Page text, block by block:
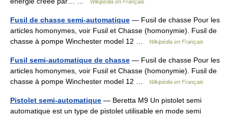
Wikipédia en Français
Fusil de chasse semi-automatique — Fusil de chasse Pour les
articles homonymes, voir Fusil et Chasse (homonymie). Fusil de
chasse à pompe Winchester model 12 …
Wikipédia en Français
Fusil semi-automatique de chasse — Fusil de chasse Pour les
articles homonymes, voir Fusil et Chasse (homonymie). Fusil de
chasse à pompe Winchester model 12 …
Wikipédia en Français
Pistolet semi-automatique — Beretta M9 Un pistolet semi
automatique est un type de pistolet utilisable en mode semi